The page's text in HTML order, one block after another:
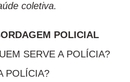
coletiva.
POLICIAL
SERVE A POLÍCIA?
POLÍCIA?